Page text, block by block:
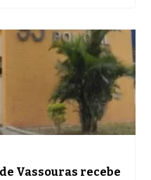
Vassouras recebe